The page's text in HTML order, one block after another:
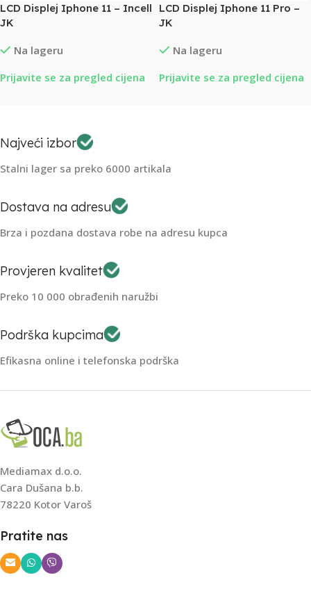
LCD Displej Iphone 11 – Incell
JK
Na lageru
Prijavite se za pregled cijena
LCD Displej Iphone 11 Pro –
JK
Na lageru
Prijavite se za pregled cijena
Najveći izbor
Stalni lager sa preko 6000 artikala
Dostava na adresu
Brza i pozdana dostava robe na adresu kupca
Provjeren kvalitet
Preko 10 000 obrađenih naružbi
Podrška kupcima
Efikasna online i telefonska podrška
Mediamax d.o.o.
Cara Dušana b.b.
78220 Kotor Varoš
Pratite nas